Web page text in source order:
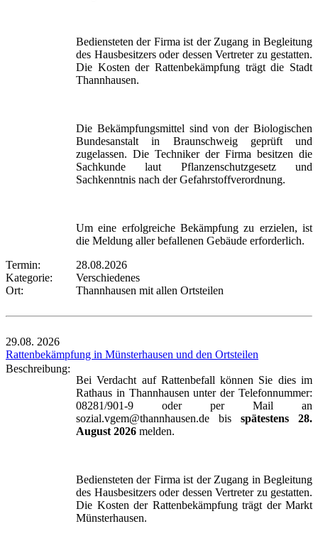
Bediensteten der Firma ist der Zugang in Begleitung
des Hausbesitzers oder dessen Vertreter zu gestatten.
Die Kosten der Rattenbekämpfung trägt die Stadt
Thannhausen.
Die Bekämpfungsmittel sind von der Biologischen
Bundesanstalt in Braunschweig geprüft und
zugelassen. Die Techniker der Firma besitzen die
Sachkunde laut Pflanzenschutzgesetz und
Sachkenntnis nach der Gefahrstoffverordnung.
Um eine erfolgreiche Bekämpfung zu erzielen, ist
die Meldung aller befallenen Gebäude erforderlich.
Termin:
28.08.2026
Kategorie:
Verschiedenes
Ort:
Thannhausen mit allen Ortsteilen
29.08. 2026
Rattenbekämpfung in Münsterhausen und den Ortsteilen
Beschreibung:
Bei Verdacht auf Rattenbefall können Sie dies im
Rathaus in Thannhausen unter der Telefonnummer:
08281/901-9 oder per Mail an
sozial.vgem@thannhausen.de bis spätestens 28.
August 2026 melden.
Bediensteten der Firma ist der Zugang in Begleitung
des Hausbesitzers oder dessen Vertreter zu gestatten.
Die Kosten der Rattenbekämpfung trägt der Markt
Münsterhausen.